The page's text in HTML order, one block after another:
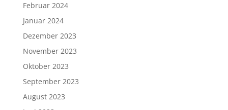
Juni 2024
Mai 2024
April 2024
März 2024
Februar 2024
Januar 2024
Dezember 2023